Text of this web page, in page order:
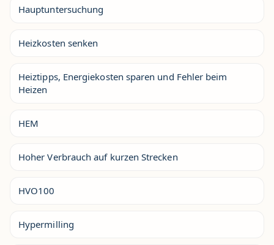
Hauptuntersuchung
Heizkosten senken
Heiztipps, Energiekosten sparen und Fehler beim
Heizen
HEM
Hoher Verbrauch auf kurzen Strecken
HVO100
Hypermilling